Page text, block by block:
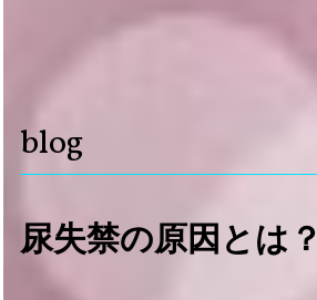
blog
尿失禁の原因とは？